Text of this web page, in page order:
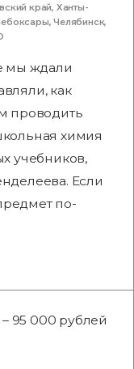
край, Ханты-
,Челябинск,
мы ждали
как
проводить
химия
учебников,
Если
по-
95 000 рублей